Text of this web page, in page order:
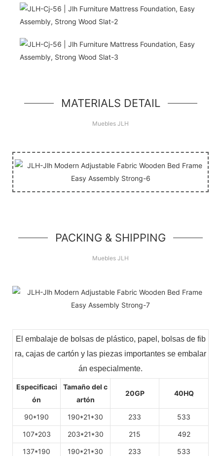
¡Hola Mundo!
MATERIALS DETAIL
Muebles JLH
PACKING & SHIPPING
Muebles JLH
El embalaje de bolsas de plástico, papel, bolsas de fib
ra, cajas de cartón y las piezas importantes se embalar
án especialmente.
Especificaci
ón
Tamaño del c
artón
20GP 40HQ
90*190 190*21*30 233 533
107*203 203*21*30 215 492
137*190 190*21*30 233 533